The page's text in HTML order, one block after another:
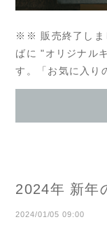
※※ 販売終了しま
ばに "オリジナル
す。「お気に入り
大切な記憶と一緒
2024年 新年
2024/01/05 09:00